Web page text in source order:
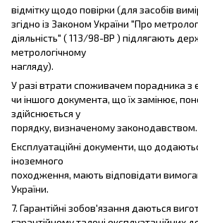
відмітку щодо повірки (для засобів
згідно із Законом України "Про
діяльність" ( 113/98-ВР ) підлягають
метрологічному
нагляду).
У разі втрати споживачем порадника з
чи іншого документа, що їх замінює,
здійснюється у
порядку, визначеному законодавством.
Експлуатаційні документи, що
іноземного
походження, мають відповідати
України.
7. Гарантійні зобов'язання даються